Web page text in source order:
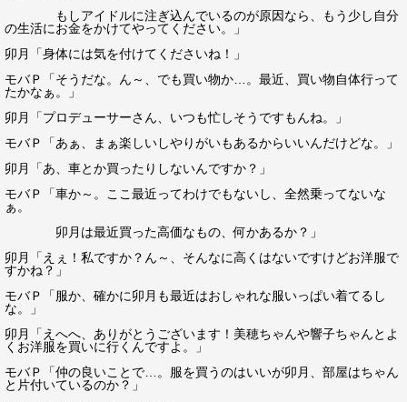
もしアイドルに注ぎ込んでいるのが原因なら、もう少し自分
の生活にお金をかけてやってください。」
卯月「身体には気を付けてくださいね！」
モバＰ「そうだな。ん～、でも買い物か…。最近、買い物自体行って
たかなぁ。」
卯月「プロデューサーさん、いつも忙しそうですもんね。」
モバＰ「あぁ、まぁ楽しいしやりがいもあるからいいんだけどな。」
卯月「あ、車とか買ったりしないんですか？」
モバＰ「車か～。ここ最近ってわけでもないし、全然乗ってないな
ぁ。
卯月は最近買った高価なもの、何かあるか？」
卯月「えぇ！私ですか？ん～、そんなに高くはないですけどお洋服で
すかね？」
モバＰ「服か、確かに卯月も最近はおしゃれな服いっぱい着てるし
な。」
卯月「えへへ、ありがとうございます！美穂ちゃんや響子ちゃんとよ
くお洋服を買いに行くんですよ。」
モバＰ「仲の良いことで…。服を買うのはいいが卯月、部屋はちゃん
と片付いているのか？」